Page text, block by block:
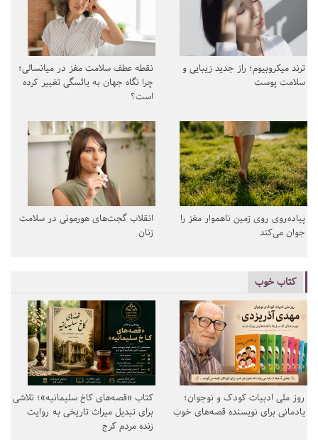
ترند میکروبیوم؛ راز جدید زیبایی و
سلامت پوست
نقطه عطف سلامت مغز در میانسالی؛
چرا نگاه جهان به یائسگی تغییر کرده
است؟
پیاده‌روی روی زمین ناهموار مغز را
جوان می‌کند
انقلاب گجت‌های هورمونی در سلامت
زنان
کتاب خوب
روز ملی ادبیات کودک و نوجوان؛
یادمانی برای نویسنده قصه‌های خوب
کتاب «قصه‌های کاخ سلیمانیه»؛ تلاشی
برای تبدیل میراث تاریخی به روایت
زنده مردم کرج